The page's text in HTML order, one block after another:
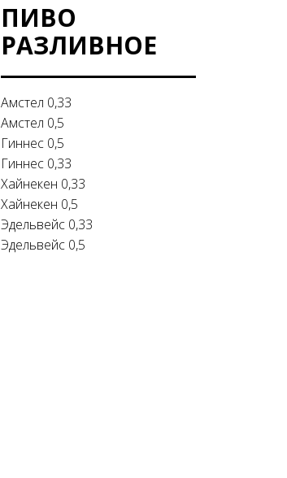
ПИВО
РАЗЛИВНОЕ
Амстел 0,33
Амстел 0,5
Гиннес 0,5
Гиннес 0,33
Хайнекен 0,33
Хайнекен 0,5
Эдельвейс 0,33
Эдельвейс 0,5